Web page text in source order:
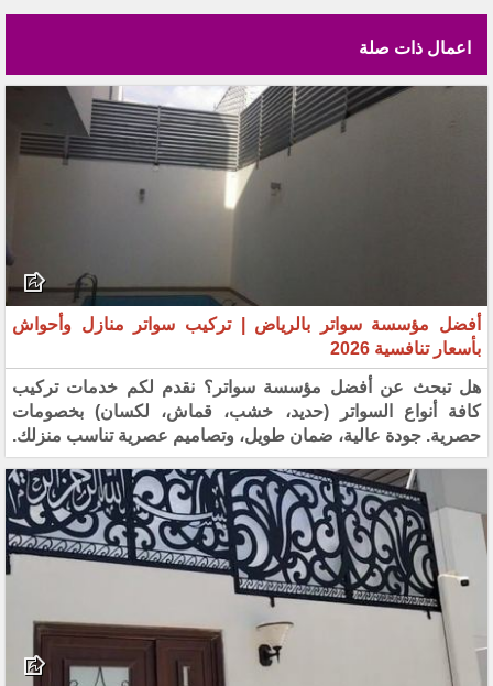
اعمال ذات صلة
أفضل مؤسسة سواتر بالرياض | تركيب سواتر منازل وأحواش
بأسعار تنافسية 2026
هل تبحث عن أفضل مؤسسة سواتر؟ نقدم لكم خدمات تركيب
كافة أنواع السواتر (حديد، خشب، قماش، لكسان) بخصومات
حصرية. جودة عالية، ضمان طويل، وتصاميم عصرية تناسب منزلك.